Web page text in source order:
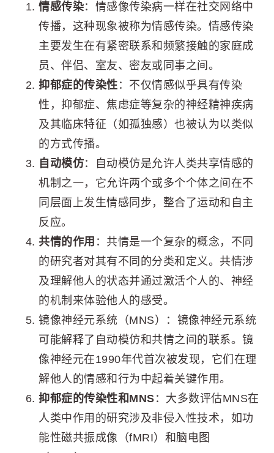
情感传染：情感像传染病一样在社交网络中
传播，这种现象被称为情感传染。情感传染
主要发生在有紧密联系和频繁接触的家庭成
员、伴侣、室友、密友或同事之间。
抑郁症的传染性 ：不仅情感似乎具有传染
性，抑郁症、焦虑症等复杂的神经精神疾病
及其临床特征（如孤独感）也被认为以类似
的方式传播。
自动模仿：自动模仿是允许人类共享情感的
机制之一，它允许两个或多个个体之间在不
同层面上发生情感同步，整合了运动和自主
反应。
共情的作用 ：共情是一个复杂的概念，不同
的研究者对其有不同的分类和定义。共情涉
及理解他人的状态并通过激活个人的、神经
的机制来体验他人的感受。
镜像神经元系统（MNS）：镜像神经元系统
可能解释了自动模仿和共情之间的联系。镜
像神经元在1990年代首次被发现，它们在理
解他人的情感和行为中起着关键作用。
抑郁症的传染性和MNS ：大多数评估MNS在
人类中作用的研究涉及非侵入性技术，如功
能性磁共振成像（fMRI）和脑电图